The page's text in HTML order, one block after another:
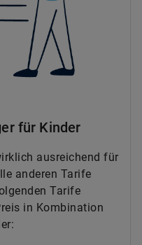
für Kinder
ausreichend für
anderen Tarife
Tarife
in Kombination